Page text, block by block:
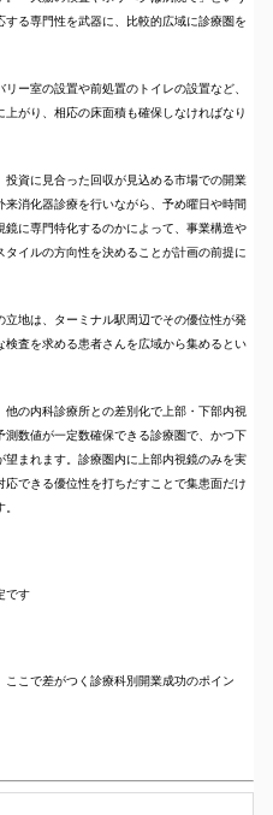
る専門性を武器に、比較的広域に診療圏を
ー室の設置や前処置のトイレの設置など、
がり、相応の床面積も確保しなければなり
資に見合った回収が見込める市場での開業
消化器診療を行いながら、予め曜日や時間
に専門特化するのかによって、事業構造や
イルの方向性を決めることが計画の前提に
地は、ターミナル駅周辺でその優位性が発
査を求める患者さんを広域から集めるとい
の内科診療所との差別化で上部・下部内視
数値が一定数確保できる診療圏で、かつ下
まれます。診療圏内に上部内視鏡のみを実
できる優位性を打ちだすことで集患面だけ
です
で差がつく診療科別開業成功のポイン